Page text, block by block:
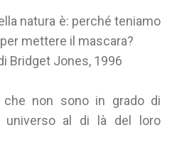
natura è: perché teniamo
mettere il mascara?
Bridget Jones, 1996
non sono in grado di
al di là del loro